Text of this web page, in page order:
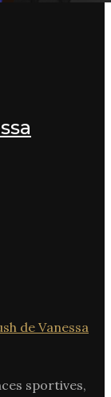
de Vanessa
sportives,